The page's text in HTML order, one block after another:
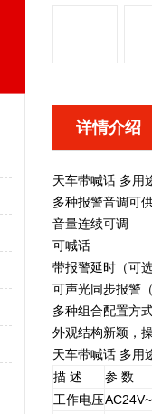
详情介绍
天车带喊话 多用
多种报警音调可
音量连续可调
可喊话
带报警延时（可
可声光同步报警
多种组合配置方
外观结构新颖，
天车带喊话 多用
描 述
参 数
工作电压